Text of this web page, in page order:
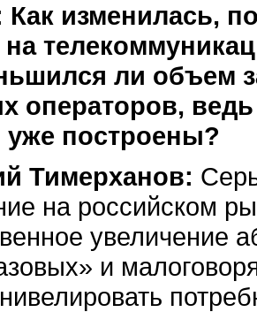
Как изменилась,
на
ли объем
операторов,
уже построены?
Тимерханов:
на российском
увеличение
и